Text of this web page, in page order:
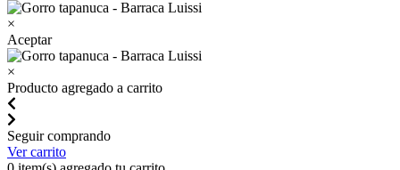
×
Aceptar
×
Producto agregado a carrito
Seguir comprando
Ver carrito